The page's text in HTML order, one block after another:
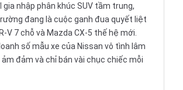
gia nhập phân khúc SUV tầm trung,
đang là cuộc ganh đua quyết liệt
V 7 chỗ và Mazda CX-5 thế hệ mới.
số mẫu xe của Nissan vô tình lâm
đảm và chỉ bán vài chục chiếc mỗi